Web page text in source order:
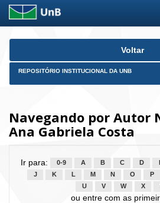
Skip
Voltar
REPOSITÓRIO INSTITUCIONAL DA UNB
Navegando por Autor
Ana Gabriela Costa
Ir para: 0-9 A B C D
J
K L M N O P
U
V W X
ou entre com as